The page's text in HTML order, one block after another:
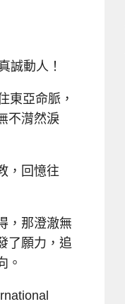
誠動人！
亞命脈，
不潸然淚
，回憶往
，那澄澈無
了願力，追
。